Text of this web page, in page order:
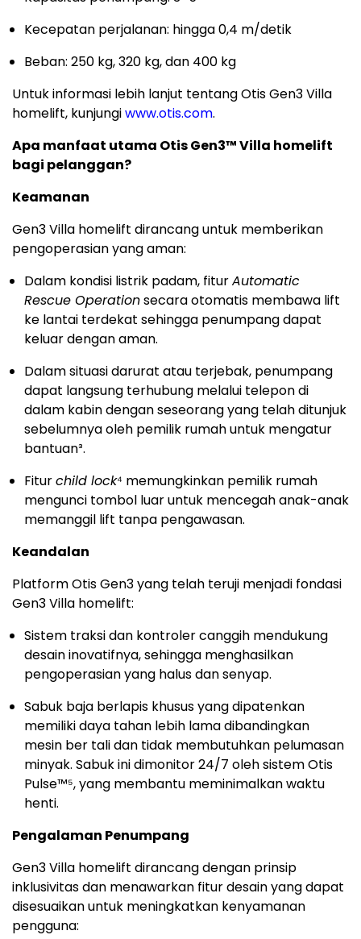
Kecepatan perjalanan: hingga 0,4 m/detik
Beban: 250 kg, 320 kg, dan 400 kg
Untuk informasi lebih lanjut tentang Otis Gen3 Villa
homelift, kunjungiwww.otis.com.
Apa manfaat utama Otis Gen3™ Villa homelift
bagi pelanggan?
Keamanan
Gen3 Villa homelift dirancang untuk memberikan
pengoperasian yang aman:
Dalam kondisi listrik padam, fiturAutomatic
Rescue Operationsecara otomatis membawa lift
ke lantai terdekat sehingga penumpang dapat
keluar dengan aman.
Dalam situasi darurat atau terjebak, penumpang
dapat langsung terhubung melalui telepon di
dalam kabin dengan seseorang yang telah ditunjuk
sebelumnya oleh pemilik rumah untuk mengatur
bantuan³.
Fiturchild lock⁴ memungkinkan pemilik rumah
mengunci tombol luar untuk mencegah anak-anak
memanggil lift tanpa pengawasan.
Keandalan
Platform Otis Gen3 yang telah teruji menjadi fondasi
Gen3 Villa homelift:
Sistem traksi dan kontroler canggih mendukung
desain inovatifnya, sehingga menghasilkan
pengoperasian yang halus dan senyap.
Sabuk baja berlapis khusus yang dipatenkan
memiliki daya tahan lebih lama dibandingkan
mesin ber tali dan tidak membutuhkan pelumasan
minyak. Sabuk ini dimonitor 24/7 oleh sistem Otis
Pulse™⁵, yang membantu meminimalkan waktu
henti.
Pengalaman Penumpang
Gen3 Villa homelift dirancang dengan prinsip
inklusivitas dan menawarkan fitur desain yang dapat
disesuaikan untuk meningkatkan kenyamanan
pengguna: